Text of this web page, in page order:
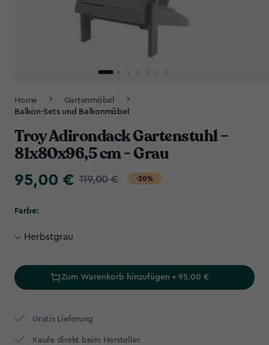
Navigation
Home
Gartenmöbel
Balkon-Sets und Balkonmöbel
Troy Adirondack Gartenstuhl –
81x80x96,5 cm - Grau
Price
119,00
to
€
95,00 € 119,00 € -20%
Farbe:
Zum Warenkorb hinzufügen • 95,00 €
Gratis Lieferung
Kaufe direkt beim Hersteller